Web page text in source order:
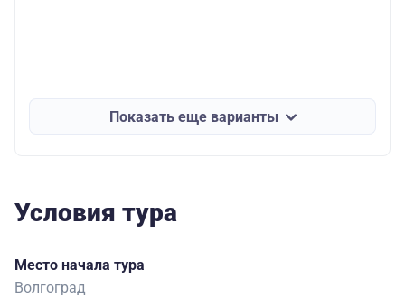
Показать еще варианты
Условия тура
Место начала тура
Волгоград